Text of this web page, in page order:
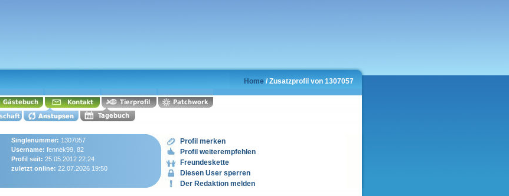
Home / Zusatzprofil von 1307057
Singlenummer: 1307057
Username: fennek99, 82
Profil seit: 25.05.2012 22:24
zuletzt online: 22.07.2026 19:50
Profil merken
Profil weiterempfehlen
Freundeskette
Diesen User sperren
Der Redaktion melden